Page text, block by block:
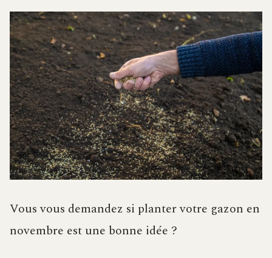
Vous vous demandez si planter votre gazon en
novembre est une bonne idée ?